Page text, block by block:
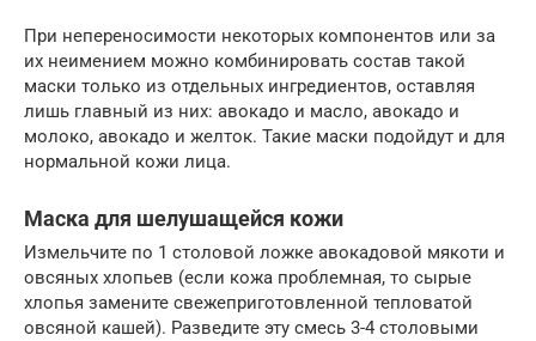
При непереносимости некоторых компонентов или за
их неимением можно комбинировать состав такой
маски только из отдельных ингредиентов, оставляя
лишь главный из них: авокадо и масло, авокадо и
молоко, авокадо и желток. Такие маски подойдут и для
нормальной кожи лица.
Маска для шелушащейся кожи
Измельчите по 1 столовой ложке авокадовой мякоти и
овсяных хлопьев (если кожа проблемная, то сырые
хлопья замените свежеприготовленной тепловатой
овсяной кашей). Разведите эту смесь 3-4 столовыми